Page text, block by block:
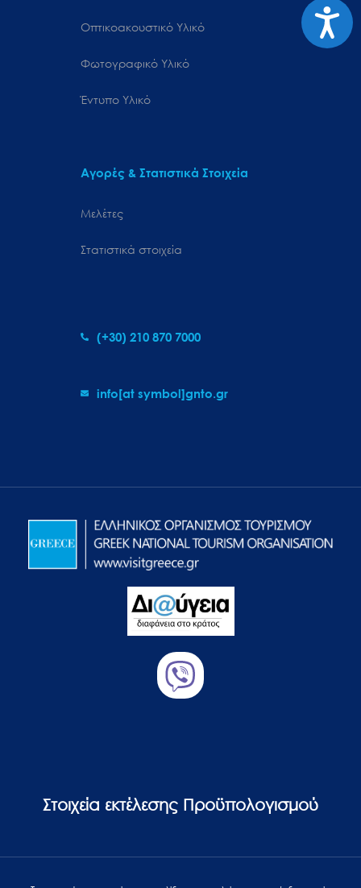
Οπτικοακουστικό Υλικό
Φωτογραφικό Υλικό
Έντυπο Υλικό
Αγορές & Στατιστικά Στοιχεία
Μελέτες
Στατιστικά στοιχεία
(+30) 210 870 7000
info[at symbol]gnto.gr
Στοιχεία εκτέλεσης Προϋπολογισμού